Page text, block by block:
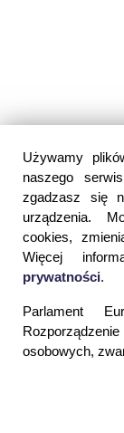
Używamy
naszego
zgadzasz się
urządzenia.
cookies,
Więcej
prywatności.
Parlament
osobowych,